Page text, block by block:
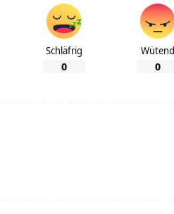
Schläfrig
0
Wütend
0